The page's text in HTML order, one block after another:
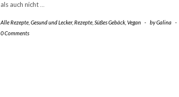
als auch nicht …
Alle Rezepte Gesund und Lecker, Rezepte Süßes Gebäck Vegan - byGalina
-
0 Comments